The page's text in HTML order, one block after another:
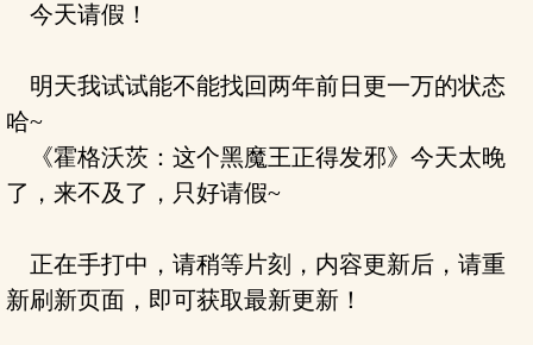
今天请假！
明天我试试能不能找回两年前日更一万的状态
哈~
《霍格沃茨：这个黑魔王正得发邪》今天太晚
了，来不及了，只好请假~
正在手打中，请稍等片刻，内容更新后，请重
新刷新页面，即可获取最新更新！